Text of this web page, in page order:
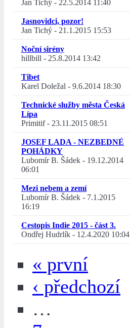
Jan Tichý - 22.5.2014 11:40
Jasnovidci, pozor!
Jan Tichý - 21.1.2015 15:53
Noční sirény
hillbill - 25.8.2014 13:42
Tibet
Karel Doležal - 9.6.2014 18:30
Technické služby města Česká
Lípa
Primitif- 23.11.2015 08:51
JOSEF LADA - NEZBEDNÉ
POHÁDKY
Lubomír B. Šádek - 19.12.2014
06:01
Mezi nebem a zemí
Lubomír B. Šádek - 7.1.2015
16:19
Cestopis Indie 2015 - část 3.
Ondřej Hudrlík - 12.4.2020 10:04
« první
‹ předchozí
…